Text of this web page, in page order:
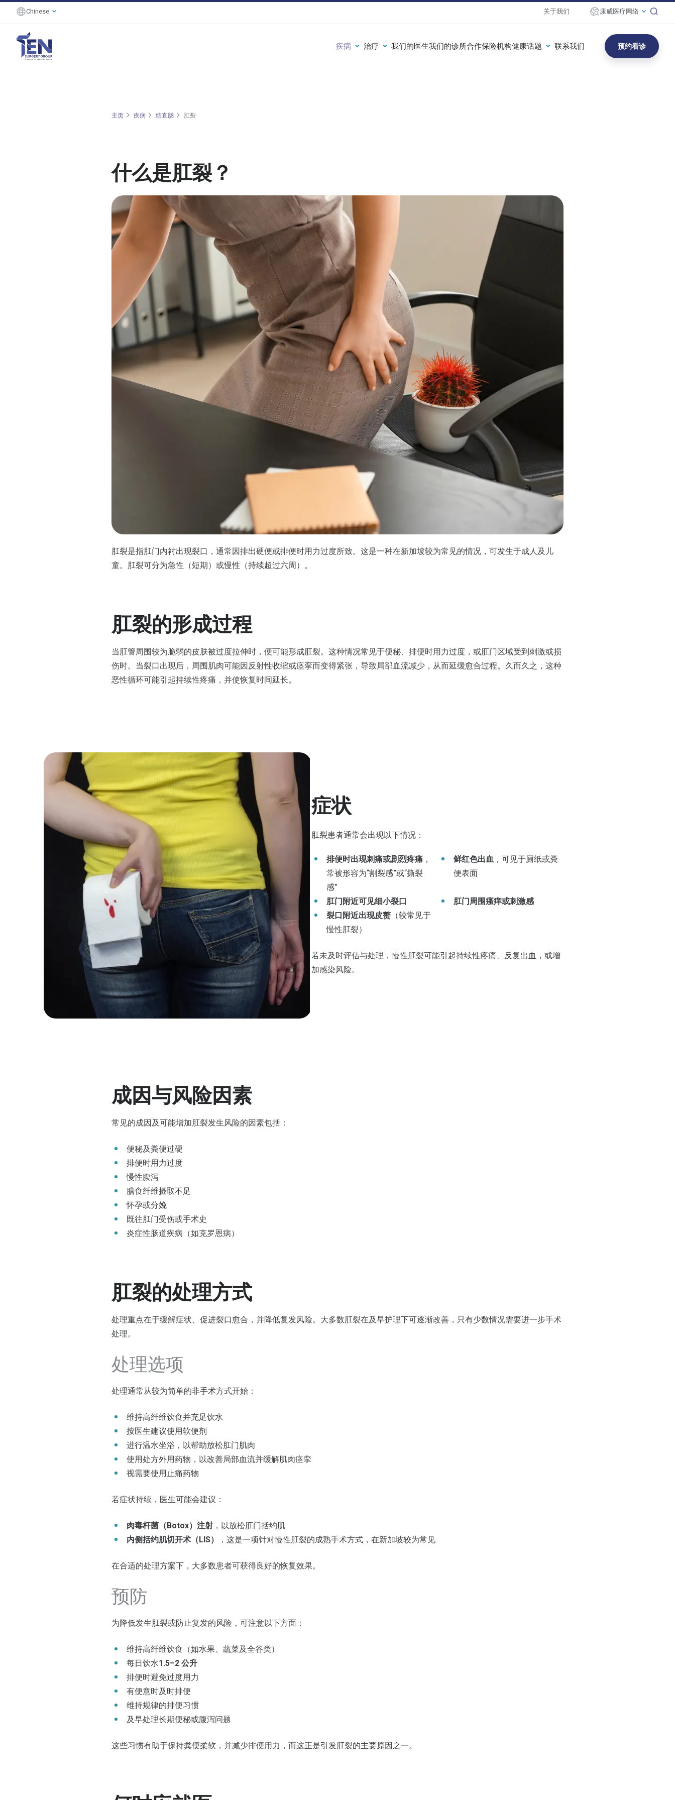
Chinese 关于我们 康威医疗网络
疾病 治疗 我们的医生我们的诊所合作保险机构健康话题 联系我们 预约看诊
主页 疾病 结直肠 肛裂
什么是肛裂？
肛裂是指肛门内衬出现裂口，通常因排出硬便或排便时用力过度所致。这是一种在新加坡较为常见的情况，可发生于成人及儿
童。肛裂可分为急性（短期）或慢性（持续超过六周）。
肛裂的形成过程
当肛管周围较为脆弱的皮肤被过度拉伸时，便可能形成肛裂。这种情况常见于便秘、排便时用力过度，或肛门区域受到刺激或损
伤时。当裂口出现后，周围肌肉可能因反射性收缩或痉挛而变得紧张，导致局部血流减少，从而延缓愈合过程。久而久之，这种
恶性循环可能引起持续性疼痛，并使恢复时间延长。
症状
肛裂患者通常会出现以下情况：
排便时出现刺痛或剧烈疼痛，
常被形容为“割裂感”或“撕裂
感”
鲜红色出血 ，可见于厕纸或粪
便表面
肛门附近可见细小裂口
肛门周围瘙痒或刺激感
裂口附近出现皮赘（较常见于
慢性肛裂）
若未及时评估与处理，慢性肛裂可能引起持续性疼痛、反复出血，或增
加感染风险。
成因与风险因素
常见的成因及可能增加肛裂发生风险的因素包括：
便秘及粪便过硬
排便时用力过度
慢性腹泻
膳食纤维摄取不足
怀孕或分娩
既往肛门受伤或手术史
炎症性肠道疾病（如克罗恩病）
肛裂的处理方式
处理重点在于缓解症状、促进裂口愈合，并降低复发风险。大多数肛裂在及早护理下可逐渐改善，只有少数情况需要进一步手术
处理。
处理选项
处理通常从较为简单的非手术方式开始：
维持高纤维饮食并充足饮水
按医生建议使用软便剂
进行温水坐浴，以帮助放松肛门肌肉
使用处方外用药物，以改善局部血流并缓解肌肉痉挛
视需要使用止痛药物
若症状持续，医生可能会建议：
肉毒杆菌（Botox）注射 ，以放松肛门括约肌
内侧括约肌切开术（LIS）
，这是一项针对慢性肛裂的成熟手术方式，在新加坡较为常见
在合适的处理方案下，大多数患者可获得良好的恢复效果。
预防
为降低发生肛裂或防止复发的风险，可注意以下方面：
维持高纤维饮食（如水果、蔬菜及全谷类）
每日饮水1.5–2 公升
排便时避免过度用力
有便意时及时排便
维持规律的排便习惯
及早处理长期便秘或腹泻问题
这些习惯有助于保持粪便柔软，并减少排便用力，而这正是引发肛裂的主要原因之一。